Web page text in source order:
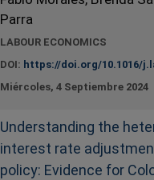
Parra
LABOUR ECONOMICS
DOI: https://doi.org/10.1016/
Miércoles, 4 Septiembre 2024
Understanding the
interest rate
policy: Evidence for